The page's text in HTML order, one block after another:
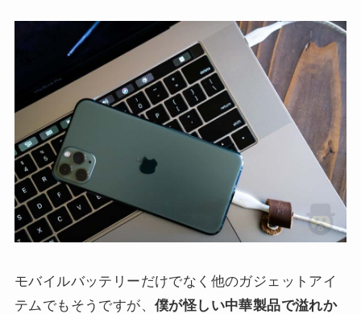
モバイルバッテリーだけでなく他のガジェットアイ
テムでもそうですが、 僕が怪しい中華製品で溢れか